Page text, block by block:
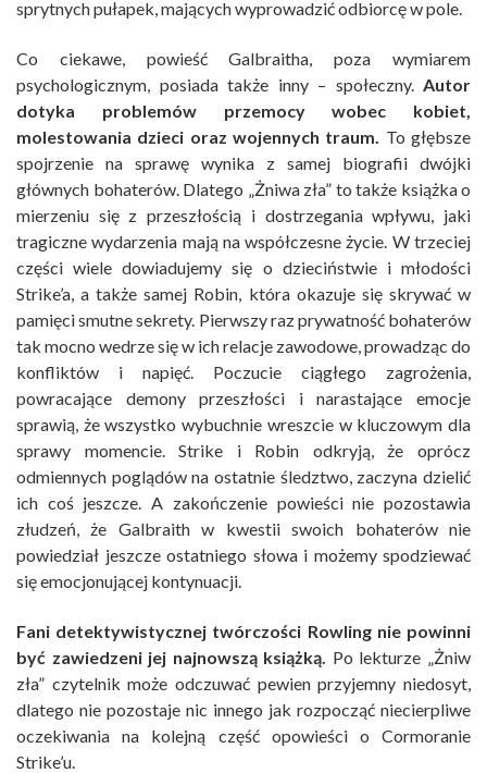
sprytnych pułapek, mających wyprowadzić odbiorcę w pole.
Co ciekawe, powieść Galbraitha, poza wymiarem
psychologicznym, posiada także inny – społeczny. Autor
dotyka problemów przemocy wobec kobiet,
molestowania dzieci oraz wojennych traum. To głębsze
spojrzenie na sprawę wynika z samej biografii dwójki
głównych bohaterów. Dlatego „Żniwa zła” to także książka o
mierzeniu się z przeszłością i dostrzegania wpływu, jaki
tragiczne wydarzenia mają na współczesne życie. W trzeciej
części wiele dowiadujemy się o dzieciństwie i młodości
Strike’a, a także samej Robin, która okazuje się skrywać w
pamięci smutne sekrety. Pierwszy raz prywatność bohaterów
tak mocno wedrze się w ich relacje zawodowe, prowadząc do
konfliktów i napięć. Poczucie ciągłego zagrożenia,
powracające demony przeszłości i narastające emocje
sprawią, że wszystko wybuchnie wreszcie w kluczowym dla
sprawy momencie. Strike i Robin odkryją, że oprócz
odmiennych poglądów na ostatnie śledztwo, zaczyna dzielić
ich coś jeszcze. A zakończenie powieści nie pozostawia
złudzeń, że Galbraith w kwestii swoich bohaterów nie
powiedział jeszcze ostatniego słowa i możemy spodziewać
się emocjonującej kontynuacji.
Fani detektywistycznej twórczości Rowling nie powinni
być zawiedzeni jej najnowszą książką. Po lekturze „Żniw
zła” czytelnik może odczuwać pewien przyjemny niedosyt,
dlatego nie pozostaje nic innego jak rozpocząć niecierpliwe
oczekiwania na kolejną część opowieści o Cormoranie
Strike’u.